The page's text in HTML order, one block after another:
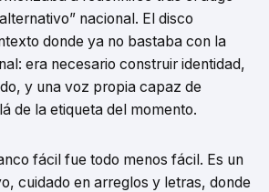
nacional. El disco
donde ya no bastaba con la
era necesario construir identidad,
y una voz propia capaz de
de la etiqueta del momento.
fácil fue todo menos fácil. Es un
cuidado en arreglos y letras, donde